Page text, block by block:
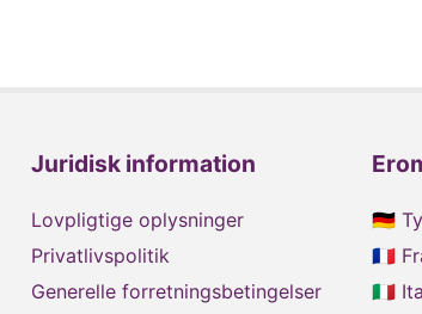
Juridisk information
Lovpligtige oplysninger
Privatlivspolitik
Generelle forretningsbetingelser
🇩🇪
🇫🇷
🇮🇹